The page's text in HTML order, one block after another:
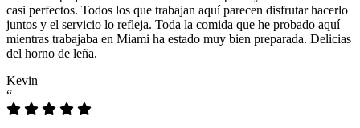
casi perfectos. Todos los que trabajan aquí parecen disfrutar hacerlo
juntos y el servicio lo refleja. Toda la comida que he probado aquí
mientras trabajaba en Miami ha estado muy bien preparada. Delicias
del horno de leña.
Kevin
“